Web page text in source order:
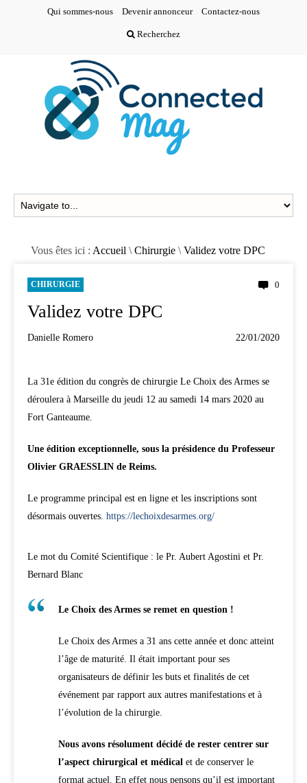
Qui sommes-nous Devenir annonceur Contactez-nous
Recherchez
Vous êtes ici : Accueil \ Chirurgie \ Validez votre DPC
CHIRURGIE 0
Validez votre DPC
Danielle Romero 22/01/2020
La 31e édition du congrès de chirurgie Le Choix des Armes se
déroulera à Marseille du jeudi 12 au samedi 14 mars 2020 au
Fort Ganteaume.
Une édition exceptionnelle, sous la présidence du Professeur
Olivier GRAESSLIN de Reims.
Le programme principal est en ligne et les inscriptions sont
désormais ouvertes. https://lechoixdesarmes.org/
Le mot du Comité Scientifique : le Pr. Aubert Agostini et Pr.
Bernard Blanc
Le Choix des Armes se remet en question !
Le Choix des Armes a 31 ans cette année et donc atteint
l’âge de maturité. Il était important pour ses
organisateurs de définir les buts et finalités de cet
événement par rapport aux autres manifestations et à
l’évolution de la chirurgie.
Nous avons résolument décidé de rester centrer sur
l’aspect chirurgical et médical et de conserver le
format actuel. En effet nous pensons qu’il est important